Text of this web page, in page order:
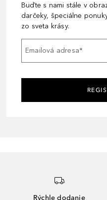
Buďte s nami stále v
darčeky, špeciálne
zo sveta krásy.
Emailová adresa*
Rýchle dodanie